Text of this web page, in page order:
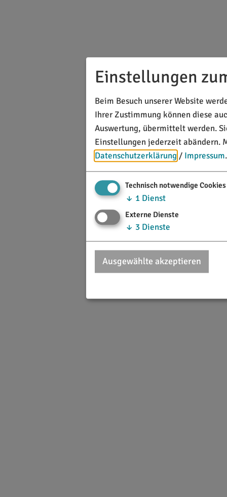
Einstellungen
Beim Besuch unserer Website
Ihrer Zustimmung können diese
Auswertung, übermittelt werden.
Einstellungen jederzeit abändern.
Datenschutzerklärung / Impressum.
Technisch notwendige Cookies
↓ 1 Dienst
Externe Dienste
↓ 3 Dienste
Ausgewählte akzeptieren